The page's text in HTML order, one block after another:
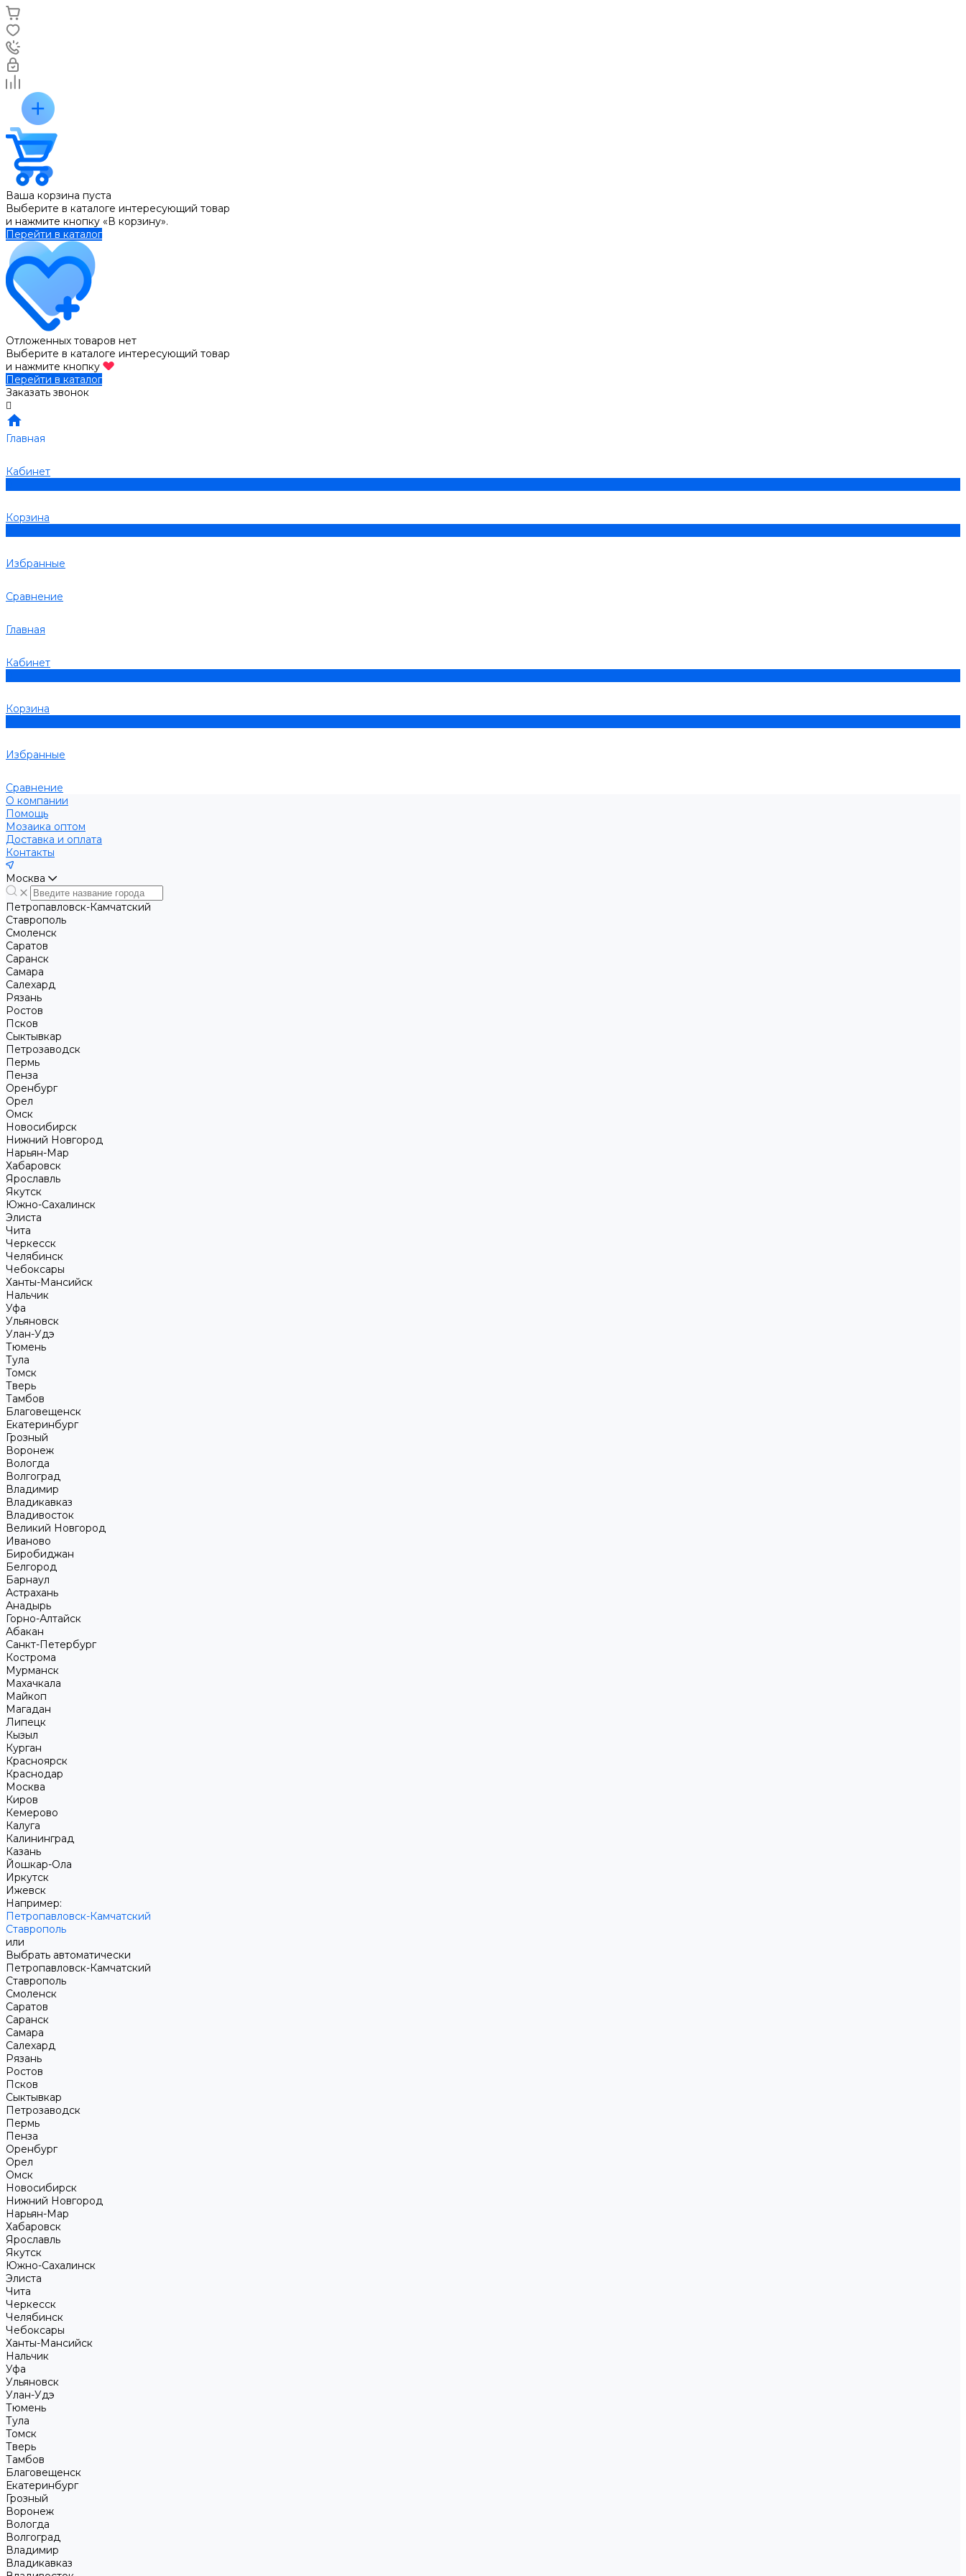
Ваша корзина пуста
Выберите в каталоге интересующий товар
и нажмите кнопку «В корзину».
Перейти в каталог
Отложенных товаров нет
Выберите в каталоге интересующий товар
и нажмите кнопку
Перейти в каталог
Заказать звонок
Главная
Кабинет
Корзина
Избранные
Сравнение
Главная
Кабинет
Корзина
Избранные
Сравнение
О компании
Помощь
Мозаика оптом
Доставка и оплата
Контакты
Москва
Петропавловск-Камчатский
Ставрополь
Смоленск
Саратов
Саранск
Самара
Салехард
Рязань
Ростов
Псков
Сыктывкар
Петрозаводск
Пермь
Пенза
Оренбург
Орел
Омск
Новосибирск
Нижний Новгород
Нарьян-Мар
Хабаровск
Ярославль
Якутск
Южно-Сахалинск
Элиста
Чита
Черкесск
Челябинск
Чебоксары
Ханты-Мансийск
Нальчик
Уфа
Ульяновск
Улан-Удэ
Тюмень
Тула
Томск
Тверь
Тамбов
Благовещенск
Екатеринбург
Грозный
Воронеж
Вологда
Волгоград
Владимир
Владикавказ
Владивосток
Великий Новгород
Иваново
Биробиджан
Белгород
Барнаул
Астрахань
Анадырь
Горно-Алтайск
Абакан
Санкт-Петербург
Кострома
Мурманск
Махачкала
Майкоп
Магадан
Липецк
Кызыл
Курган
Красноярск
Краснодар
Москва
Киров
Кемерово
Калуга
Калининград
Казань
Йошкар-Ола
Иркутск
Ижевск
Например:
Петропавловск-Камчатский
Ставрополь
или
Выбрать автоматически
Петропавловск-Камчатский
Ставрополь
Смоленск
Саратов
Саранск
Самара
Салехард
Рязань
Ростов
Псков
Сыктывкар
Петрозаводск
Пермь
Пенза
Оренбург
Орел
Омск
Новосибирск
Нижний Новгород
Нарьян-Мар
Хабаровск
Ярославль
Якутск
Южно-Сахалинск
Элиста
Чита
Черкесск
Челябинск
Чебоксары
Ханты-Мансийск
Нальчик
Уфа
Ульяновск
Улан-Удэ
Тюмень
Тула
Томск
Тверь
Тамбов
Благовещенск
Екатеринбург
Грозный
Воронеж
Вологда
Волгоград
Владимир
Владикавказ